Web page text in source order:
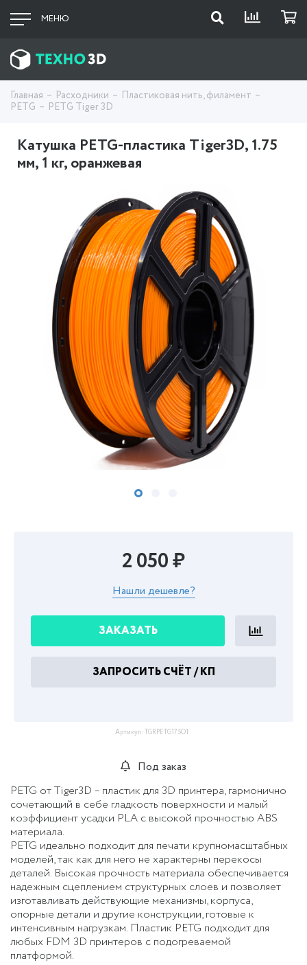
МЕНЮ
Главная Расходники
Пластиковая нить, филамент
PETG
PETG Tiger 3D
Катушка PETG-пластика Tiger3D, 1.75
мм, 1 кг, оранжевая
Под заказ
PETG от Tiger3D – пластик для 3D принтера, гармонично
сочетающий в себе гладкость поверхности и малый
коэффициент усадки PLA с высокой прочностью ABS
материала.
PETG идеально подходит для печати крупномасштабных
моделей, так как для него не характерны перекосы
деталей. Высокая прочность материала обеспечивается
надежным сцеплением структурных слоев и позволяет
изготавливать действующие механизмы, корпуса,
опорные детали и другие конструкции, готовые к
интенсивным нагрузкам. Пластик PETG подходит для
любых FDM 3D принтеров с подогреваемой
платформой.
2 050 ₽
Нашли дешевле?
ЗАКАЗАТЬ
ЗАПРОСИТЬ СЧЁТ / КП
Артикул: TGRPETG175O1